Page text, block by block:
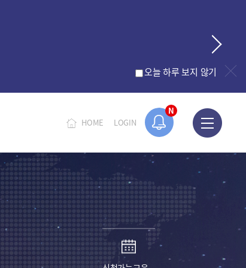
N
오늘 하루 보지 않기
HOME LOGIN